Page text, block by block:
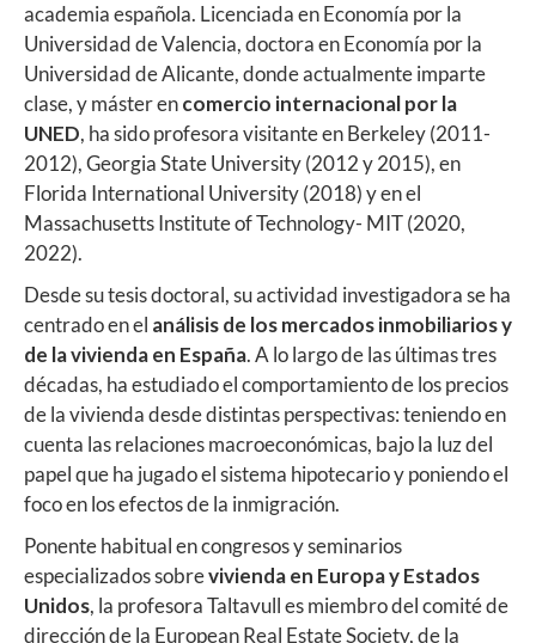
academia española. Licenciada en Economía por la
Universidad de Valencia, doctora en Economía por la
Universidad de Alicante, donde actualmente imparte
clase, y máster encomercio internacional por la
UNED, ha sido profesora visitante en Berkeley (2011-
2012), Georgia State University (2012 y 2015), en
Florida International University (2018) y en el
Massachusetts Institute of Technology- MIT (2020,
2022).
Desde su tesis doctoral, su actividad investigadora se ha
centrado en el análisis de los mercados inmobiliarios y
de la vivienda en España. A lo largo de las últimas tres
décadas, ha estudiado el comportamiento de los precios
de la vivienda desde distintas perspectivas: teniendo en
cuenta las relaciones macroeconómicas, bajo la luz del
papel que ha jugado el sistema hipotecario y poniendo el
foco en los efectos de la inmigración.
Ponente habitual en congresos y seminarios
especializados sobrevivienda en Europa y Estados
Unidos, la profesora Taltavull es miembro del comité de
dirección de la European Real Estate Society, de la